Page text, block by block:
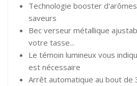
Technologie booster
saveurs
Bec verseur métallique
votre tasse...
Le témoin lumineux vous
est nécessaire
Arrêt automatique au bout de